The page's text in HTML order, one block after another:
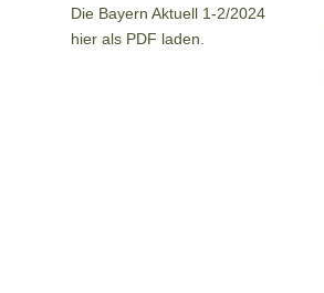
Die Bayern Aktuell 1-2/2024
hier als PDF laden.